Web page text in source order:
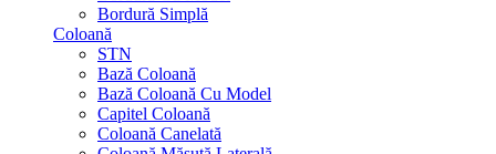
Bordură Simplă
Coloană
STN
Bază Coloană
Bază Coloană Cu Model
Capitel Coloană
Coloană Canelată